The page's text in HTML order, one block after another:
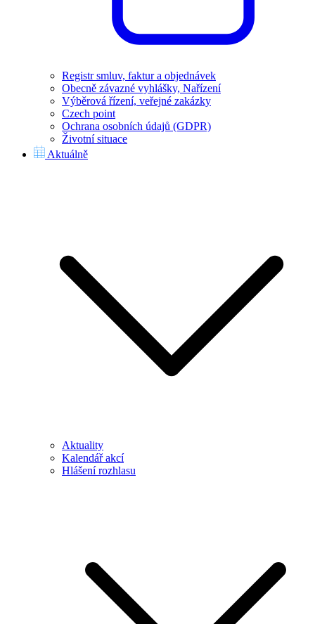
Registr smluv, faktur a objednávek
Obecně závazné vyhlášky, Nařízení
Výběrová řízení, veřejné zakázky
Czech point
Ochrana osobních údajů (GDPR)
Životní situace
Aktuálně
Aktuality
Kalendář akcí
Hlášení rozhlasu